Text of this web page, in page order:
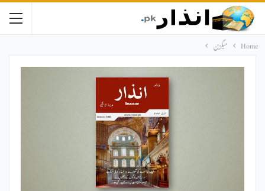
Home میگزین